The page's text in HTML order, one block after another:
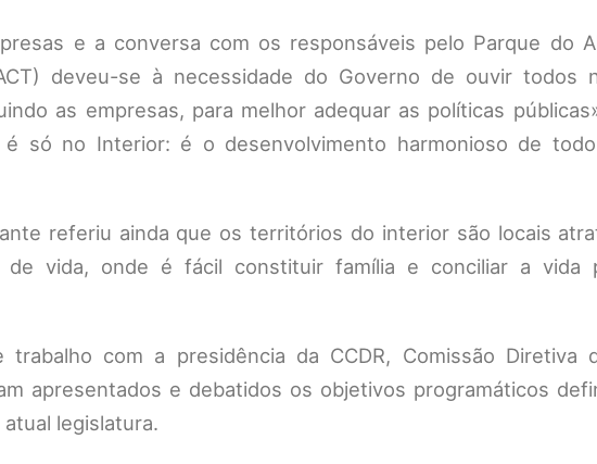
e a conversa com os responsáveis pelo Parque do
deveu-se à necessidade do Governo de ouvir todos
as empresas, para melhor adequar as políticas
é só no Interior: é o desenvolvimento harmonioso de
referiu ainda que os territórios do interior são locais
de vida, onde é fácil constituir família e conciliar a vida
trabalho com a presidência da CCDR, Comissão Diretiva
apresentados e debatidos os objetivos programáticos
legislatura.